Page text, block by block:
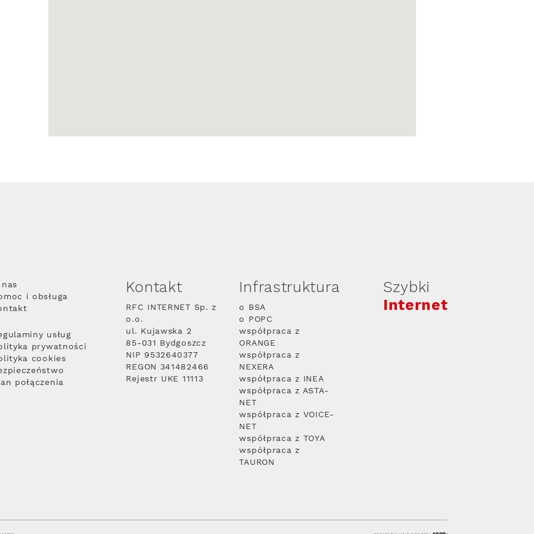
i obsługa
usług
prywatności
cookies
połączenia
Kontakt
RFC INTERNET Sp. z
o.o.
ul. Kujawska 2
85-031 Bydgoszcz
NIP 9532640377
REGON 341482466
Rejestr UKE 11113
Infrastruktura
o BSA
o POPC
współpraca z
ORANGE
współpraca z
NEXERA
współpraca z INEA
współpraca z ASTA-
NET
współpraca z VOICE-
NET
współpraca z TOYA
współpraca z
TAURON
Szybki
Internet